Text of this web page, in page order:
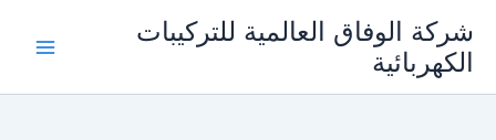
المحتوى
شركة الوفاق العالمية للتركيبات
الكهربائية